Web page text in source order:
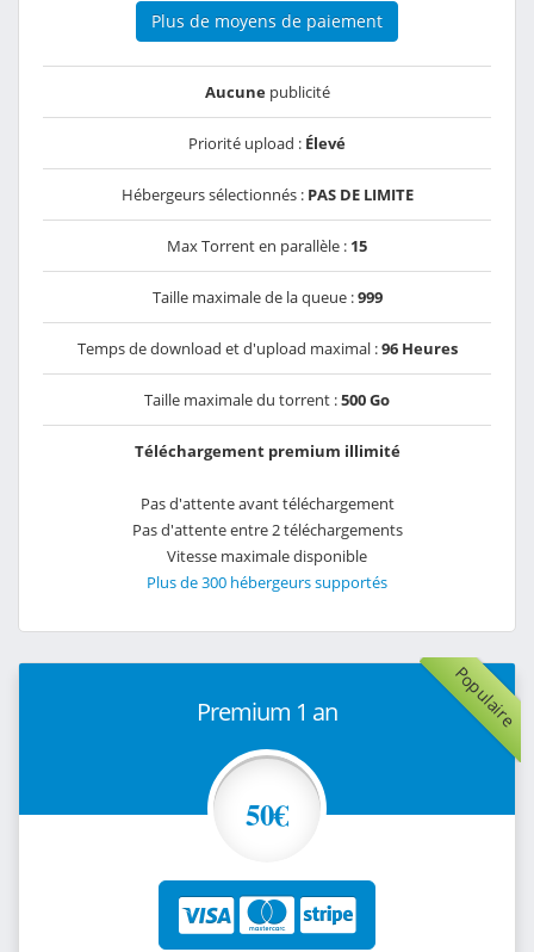
Plus de moyens de paiement
Aucunepublicité
Priorité upload : Élevé
Hébergeurs sélectionnés : PAS DE LIMITE
Max Torrent en parallèle : 15
Taille maximale de la queue :999
Temps de download et d'upload maximal :96 Heures
Taille maximale du torrent :500 Go
Téléchargement premium illimité
Pas d'attente avant téléchargement
Pas d'attente entre 2 téléchargements
Vitesse maximale disponible
Plus de 300 hébergeurs supportés
Populaire
Premium 1 an
50€